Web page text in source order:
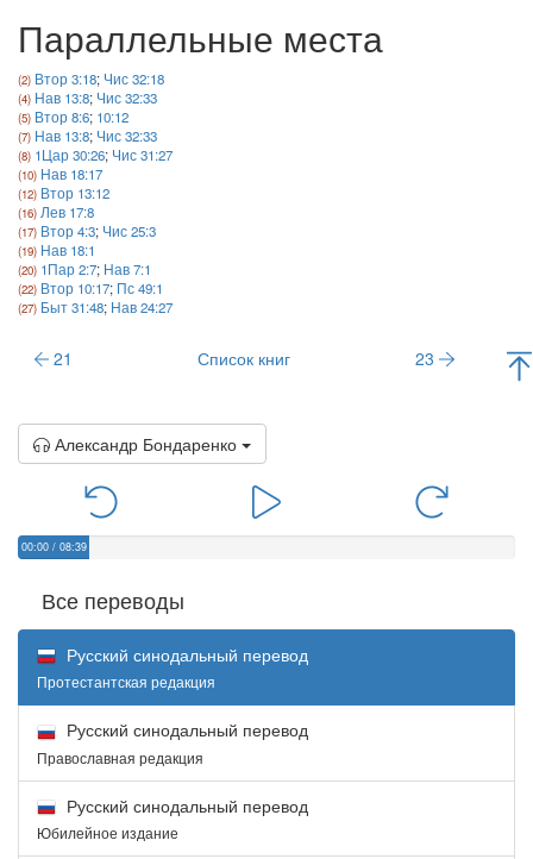
Параллельные места
Втор 3:18; Чис 32:18
Нав 13:8; Чис 32:33
Втор 8:6; 10:12
Нав 13:8; Чис 32:33
1Цар 30:26; Чис 31:27
Нав 18:17
Втор 13:12
Лев 17:8
Втор 4:3; Чис 25:3
Нав 18:1
1Пар 2:7; Нав 7:1
Втор 10:17; Пс 49:1
Быт 31:48; Нав 24:27
21 Список книг 23
Александр Бондаренко
00:00 / 08:39
Все переводы
Русский синодальный перевод
Протестантская редакция
Русский синодальный перевод
Православная редакция
Русский синодальный перевод
Юбилейное издание